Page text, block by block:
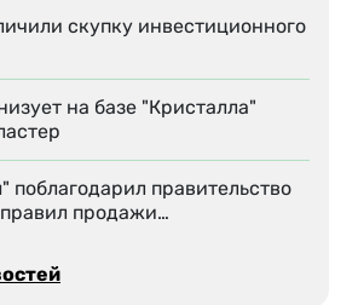
скупку инвестиционного
на базе "Кристалла"
поблагодарил правительство
продажи…